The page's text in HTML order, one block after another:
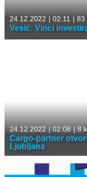
24.12.2022 | 02:11 | 83
Vesić: Vinci
24.12.2022 |02:08 |8
Cargo-partner
Ljubljana